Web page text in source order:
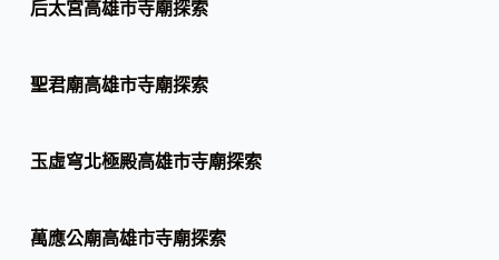
后太宮高雄市寺廟探索
聖君廟高雄市寺廟探索
玉虛穹北極殿高雄市寺廟探索
萬應公廟高雄市寺廟探索